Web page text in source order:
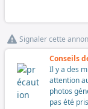
Signaler cette
Conseils
Il y a des
attention
photos
pas été